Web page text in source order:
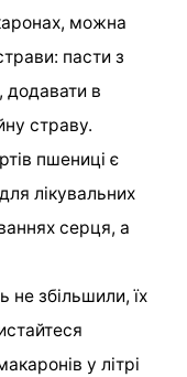
можна
пасти з
додавати в
страву.
пшениці є
лікувальних
серця, а
не збільшили, їх
у літрі